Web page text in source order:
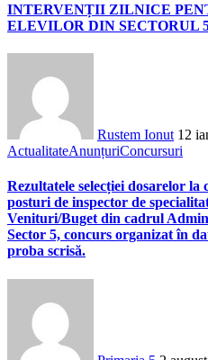
INTERVENȚII ZILNICE
ELEVILOR DIN SECTORUL
Rustem Ionut 12
ActualitateAnunțuriConcursuri
Rezultatele selecției dosarelor
posturi de inspector de
Venituri/Buget din cadrul
Sector 5, concurs organizat în
proba scrisă.